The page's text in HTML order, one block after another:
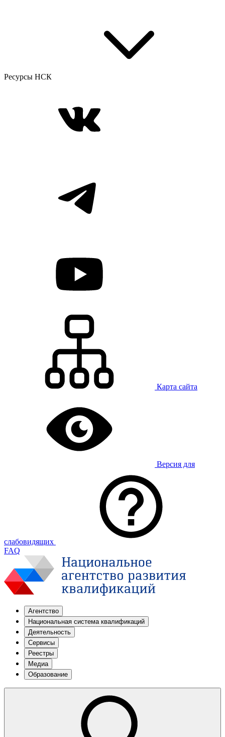
Ресурсы НСК
Карта сайта
Версия для
слабовидящих
FAQ
Агентство
Национальная система квалификаций
Деятельность
Сервисы
Реестры
Медиа
Образование